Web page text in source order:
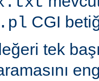
CGI
tek